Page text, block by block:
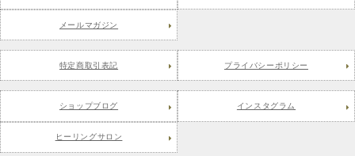
メールマガジン
特定商取引表記 プライバシーポリシー
ショップブログ インスタグラム
ヒーリングサロン